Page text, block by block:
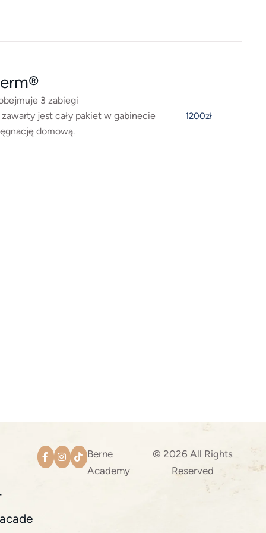
3 zabiegi
jest cały pakiet w gabinecie
domową.
1200zł
Berne
Academy
© 2026 All Rights
Reserved